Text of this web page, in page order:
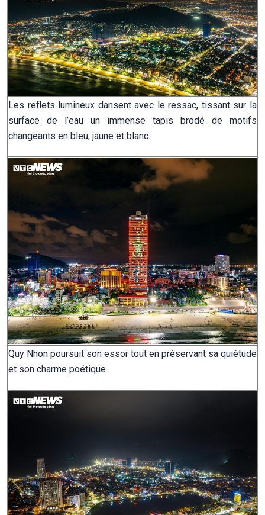
Les reflets lumineux dansent avec le ressac, tissant sur la
surface de l’eau un immense tapis brodé de motifs
changeants en bleu, jaune et blanc.
Quy Nhon poursuit son essor tout en préservant sa quiétude
et son charme poétique.